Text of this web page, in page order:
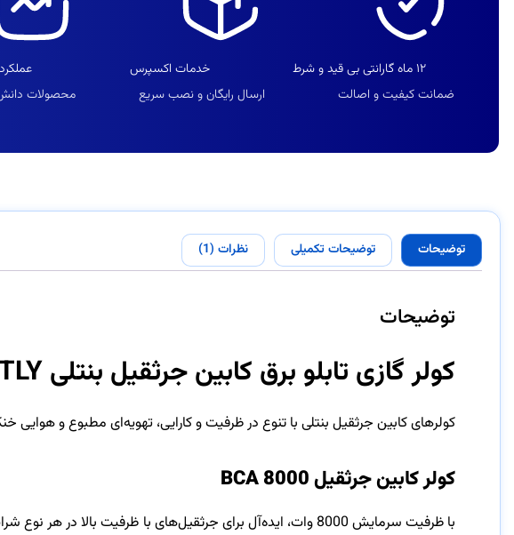
۱۲ ماه گارانتی بی قید و شرط
ضمانت کیفیت و اصالت
خدمات اکسپرس
ارسال رایگان و نصب سریع
محصولات
توضیحات توضیحات تکمیلی نظرات (1)
توضیحات
کولر گازی تابلو برق کابین جرثقیل بنتلی BENTLY مدل BCA8000
کولرهای کابین جرثقیل بنتلی با تنوع در ظرفیت و کارایی، تهویه‌ای مطبوع و
کولر کابین جرثقیل BCA 8000
با ظرفیت سرمایش 8000 وات، ایده‌آل برای جرثقیل‌های با ظرفیت